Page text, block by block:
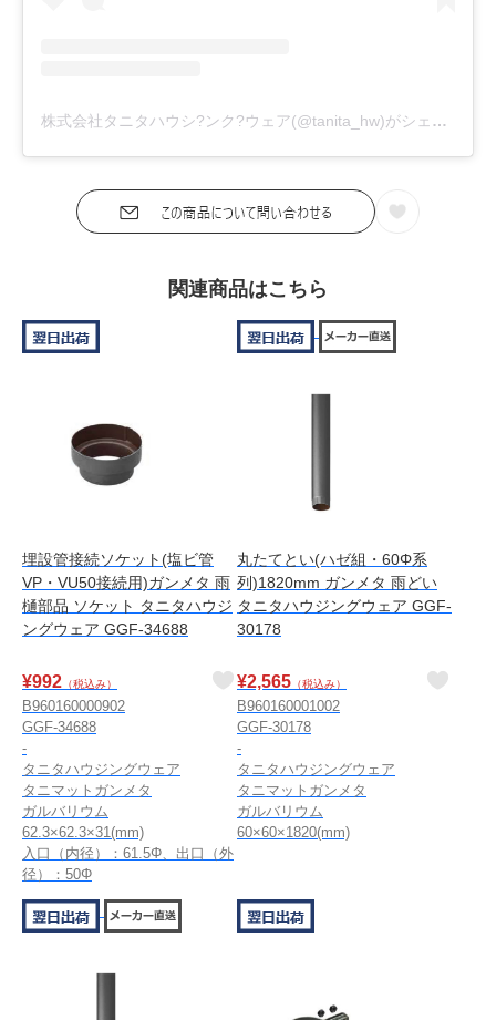
株式会社タニタハウシ?ンク?ウェア(@tanita_hw)がシェアした投稿
関連商品はこちら
埋設管接続ソケット(塩ビ管
VP・VU50接続用)ガンメタ 雨
樋部品 ソケット タニタハウジ
ングウェア GGF-34688
¥992 （税込み）
B960160000902
GGF-34688
-
タニタハウジングウェア
タニマットガンメタ
ガルバリウム
62.3×62.3×31(mm)
入口（内径）：61.5Φ、出口（外
径）：50Φ
丸たてとい(ハゼ組・60Φ系
列)1820mm ガンメタ 雨どい
タニタハウジングウェア GGF-
30178
¥2,565 （税込み）
B960160001002
GGF-30178
-
タニタハウジングウェア
タニマットガンメタ
ガルバリウム
60×60×1820(mm)